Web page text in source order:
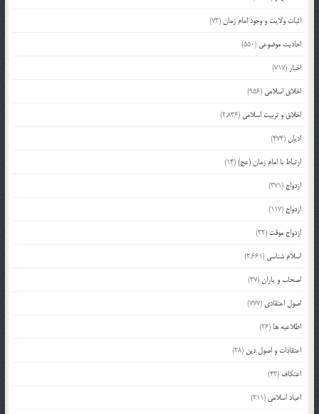
اثبات ولایت و وجود امام زمان(73)
احادیث موضوعی (550)
اخبار (717)
اخلاق اسلامی (956)
اخلاق و تربیت اسلامی (2,836)
ادیان(474)
ارتباط با امام زمان (عج)(14)
ازدواج (371)
ازدواج (117)
ازدواج موقت (32)
اسلام شناسی (2,661)
اصحاب و یاران(37)
اصول اعتقادی (777)
اطلاعیه ها (26)
اعتقادات و اصول دین (28)
اعتکاف (43)
اعیاد اسلامی (211)